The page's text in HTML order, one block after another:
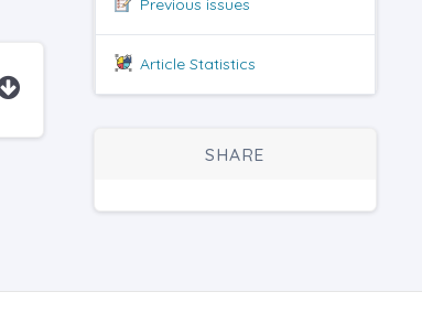
Previous issues
Article Statistics
SHARE